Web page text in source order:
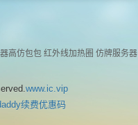
高仿包包 红外线加热圈 仿牌服务器
www.ic.vip
续费优惠码